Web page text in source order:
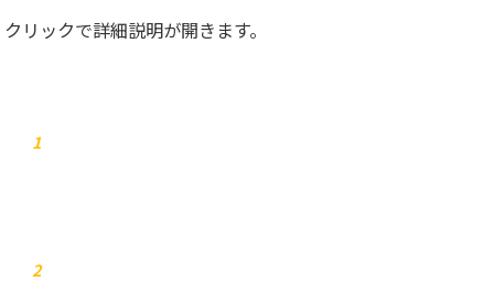
クリックで詳細説明が開きます。
1
2